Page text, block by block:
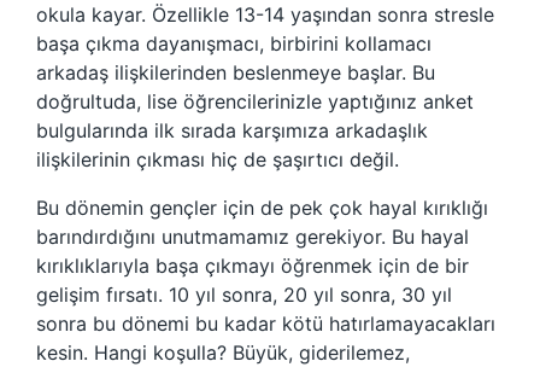
okula kayar. Özellikle 13-14 yaşından sonra stresle
başa çıkma dayanışmacı, birbirini kollamacı
arkadaş ilişkilerinden beslenmeye başlar. Bu
doğrultuda, lise öğrencilerinizle yaptığınız anket
bulgularında ilk sırada karşımıza arkadaşlık
ilişkilerinin çıkması hiç de şaşırtıcı değil.
Bu dönemin gençler için de pek çok hayal kırıklığı
barındırdığını unutmamamız gerekiyor. Bu hayal
kırıklıklarıyla başa çıkmayı öğrenmek için de bir
gelişim fırsatı. 10 yıl sonra, 20 yıl sonra, 30 yıl
sonra bu dönemi bu kadar kötü hatırlamayacakları
kesin. Hangi koşulla? Büyük, giderilemez,